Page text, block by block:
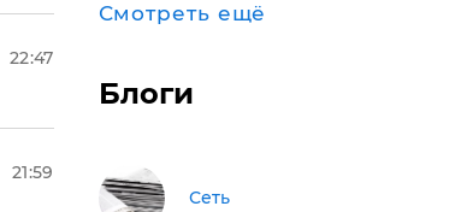
22:47
21:59
Смотреть ещё
Блоги
Сеть